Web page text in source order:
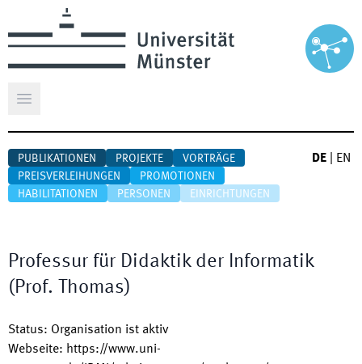
Hauptmenü öffnen
PUBLIKATIONEN PROJEKTE
VORTRÄGE
PREISVERLEIHUNGEN
PROMOTIONEN
HABILITATIONEN
PERSONEN EINRICHTUNGEN
DE EN
Professur für Didaktik der Informatik
(Prof. Thomas)
Status: Organisation ist aktiv
Webseite: https://www.uni-